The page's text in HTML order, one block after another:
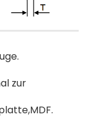
zur